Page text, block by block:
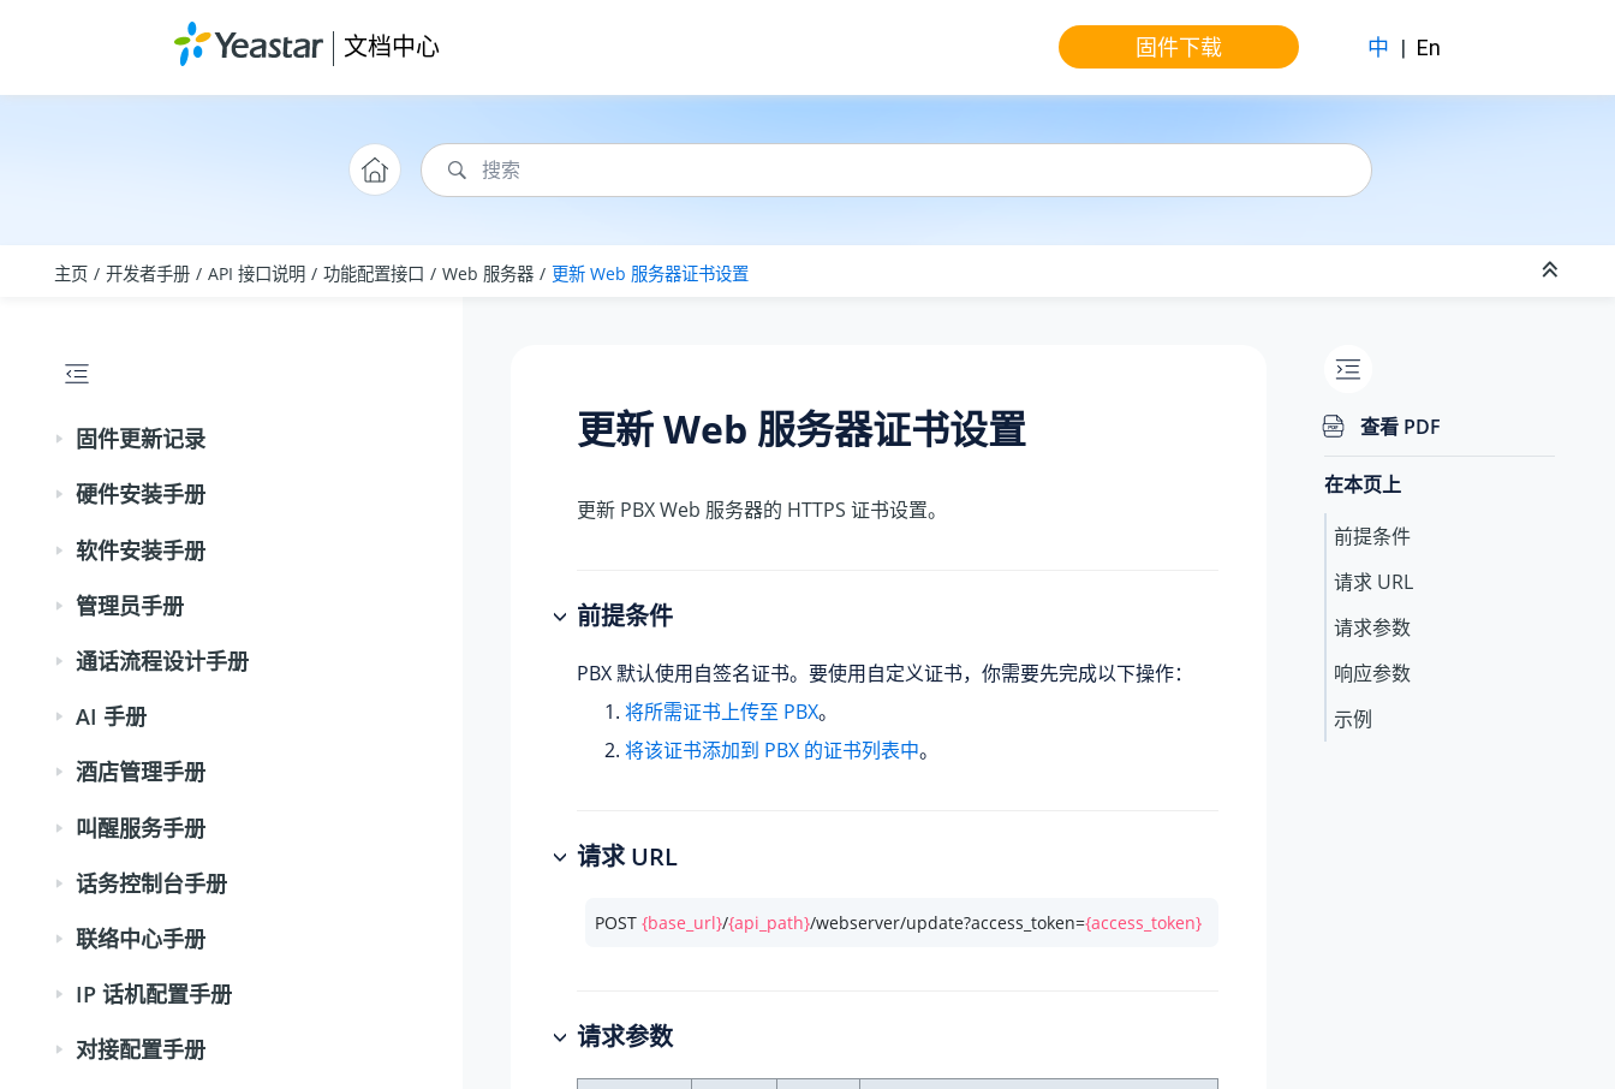
文档中心 固件下载 中 | En
主页 开发者手册 API 接口说明 功能配置接口 Web 服务器 更新 Web 服务器证书设置
固件更新记录
硬件安装手册
软件安装手册
管理员手册
通话流程设计手册
AI 手册
酒店管理手册
叫醒服务手册
话务控制台手册
联络中心手册
IP 话机配置手册
对接配置手册
更新 Web 服务器证书设置
更新 PBX Web 服务器的 HTTPS 证书设置。
前提条件
PBX 默认使用自签名证书。要使用自定义证书，你需要先完成以下操作：
将所需证书上传至 PBX。
将该证书添加到 PBX 的证书列表中。
请求 URL
POST {base_url}/{api_path}/webserver/update?access_token={access_token}
请求参数
查看 PDF
在本页上
前提条件
请求 URL
请求参数
响应参数
示例